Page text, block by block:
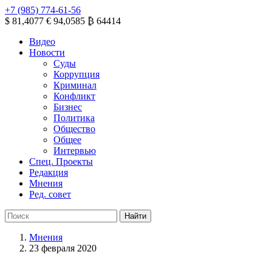
+7 (985) 774-61-56
$ 81,4077 € 94,0585 ₿ 64414
Видео
Новости
Суды
Коррупция
Криминал
Конфликт
Бизнес
Политика
Общество
Общее
Интервью
Спец. Проекты
Редакция
Мнения
Ред. совет
Мнения
23 февраля 2020